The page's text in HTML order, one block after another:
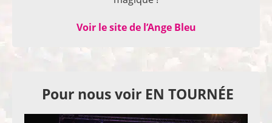
Voir le site de l’Ange Bleu
Pour nous voir EN TOURNÉE